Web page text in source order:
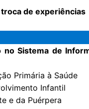
de experiências
no Sistema de
Primária à Saúde
Infantil
e da Puérpera